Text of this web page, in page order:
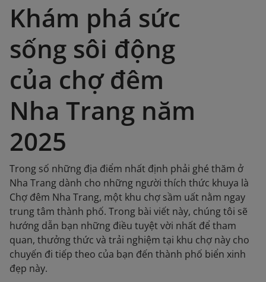
Khám phá sức
sống sôi động
của chợ đêm
Nha Trang năm
2025
Trong số những địa điểm nhất định phải ghé thăm ở
Nha Trang dành cho những người thích thức khuya là
Chợ đêm Nha Trang, một khu chợ sầm uất nằm ngay
trung tâm thành phố. Trong bài viết này, chúng tôi sẽ
hướng dẫn bạn những điều tuyệt vời nhất để tham
quan, thưởng thức và trải nghiệm tại khu chợ này cho
chuyến đi tiếp theo của bạn đến thành phố biển xinh
đẹp này.